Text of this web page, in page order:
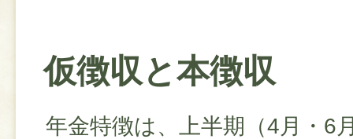
仮徴収と本徴収
年金特徴は、上半期（4月・6